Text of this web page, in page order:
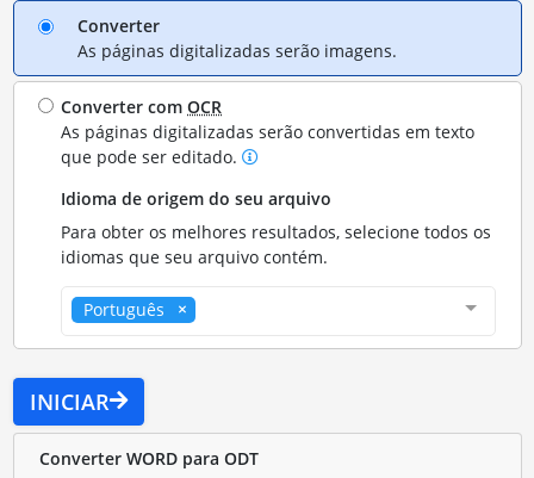
Converter
As páginas digitalizadas serão imagens.
Converter comOCR
As páginas digitalizadas serão convertidas em texto
que pode ser editado.
Idioma de origem do seu arquivo
Para obter os melhores resultados, selecione todos os
idiomas que seu arquivo contém.
Português
INICIAR
Converter WORD para ODT